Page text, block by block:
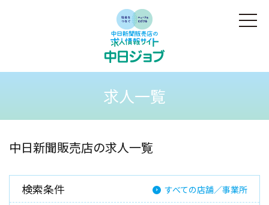
求人一覧
中日新聞販売店の求人一覧
検索条件 すべての店舗／事業所